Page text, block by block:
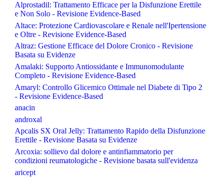
Alprostadil: Trattamento Efficace per la Disfunzione Erettile
e Non Solo - Revisione Evidence-Based
Altace: Protezione Cardiovascolare e Renale nell'Ipertensione
e Oltre - Revisione Evidence-Based
Altraz: Gestione Efficace del Dolore Cronico - Revisione
Basata su Evidenze
Amalaki: Supporto Antiossidante e Immunomodulante
Completo - Revisione Evidence-Based
Amaryl: Controllo Glicemico Ottimale nel Diabete di Tipo 2
- Revisione Evidence-Based
anacin
androxal
Apcalis SX Oral Jelly: Trattamento Rapido della Disfunzione
Erettile - Revisione Basata su Evidenze
Arcoxia: sollievo dal dolore e antinfiammatorio per
condizioni reumatologiche - Revisione basata sull'evidenza
aricept